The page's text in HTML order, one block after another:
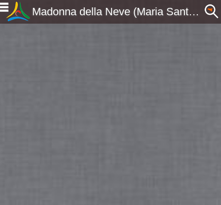
Madonna della Neve (Maria Santissima Annunziata) - Ficarra